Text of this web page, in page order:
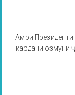
Амри Президенти
кардани озмуни